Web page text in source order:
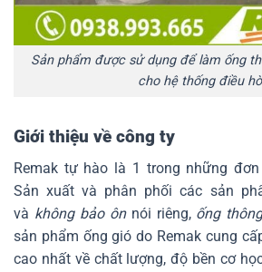
Sản phẩm được sử dụng để làm ống
cho hệ thống điều
Giới thiệu về công ty
Remak tự hào là 1 trong những
Sản xuất và phân phối các sản
và không bảo ônnói riêng, ống
sản phẩm ống gió do Remak cung
cao nhất về chất lượng, độ bền cơ